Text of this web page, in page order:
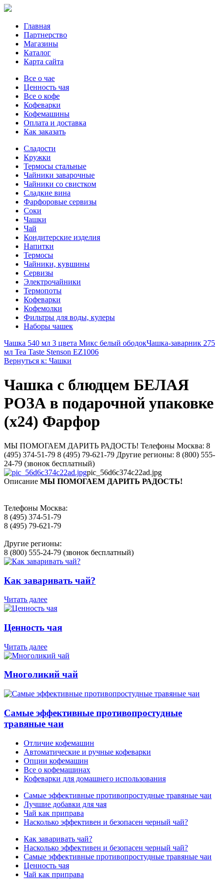
Главная
Партнерство
Магазины
Каталог
Карта сайта
Все о чае
Ценность чая
Все о кофе
Кофеварки
Кофемашины
Оплата и доставка
Как заказать
Сладости
Кружки
Термосы стальные
Чайники заварочные
Чайники со свистком
Сладкие вина
Фарфоровые сервизы
Соки
Чашки
Чай
Кондитерские изделия
Напитки
Термосы
Чайники, кувшины
Сервизы
Электрочайники
Термопоты
Кофеварки
Кофемолки
Фильтры для воды, кулеры
Наборы чашек
Чашка 540 мл 3 цвета Микс белый ободокЧашка-заварник 275
мл Tea Taste Stenson EZ1006
Вернуться к: Чашки
Чашка с блюдцем БЕЛАЯ
РОЗА в подарочной упаковке
(х24) Фарфор
МЫ ПОМОГАЕМ ДАРИТЬ РАДОСТЬ! Телефоны Москва: 8
(495) 374-51-79 8 (495) 79-621-79 Другие регионы: 8 (800) 555-
24-79 (звонок бесплатный)
pic_56d6c374c22ad.jpg
Описание МЫ ПОМОГАЕМ ДАРИТЬ РАДОСТЬ!
Телефоны Москва:
8 (495) 374-51-79
8 (495) 79-621-79
Другие регионы:
8 (800) 555-24-79 (звонок бесплатный)
Как заваривать чай?
Читать далее
Ценность чая
Читать далее
Многоликий чай
Самые эффективные противопростудные
травяные чаи
Отличие кофемашин
Автоматические и ручные кофеварки
Опции кофемашин
Все о кофемашинах
Кофеварки для домашнего использования
Самые эффективные противопростудные травяные чаи
Лучшие добавки для чая
Чай как приправа
Насколько эффективен и безопасен черный чай?
Как заваривать чай?
Насколько эффективен и безопасен черный чай?
Самые эффективные противопростудные травяные чаи
Ценность чая
Чай как приправа